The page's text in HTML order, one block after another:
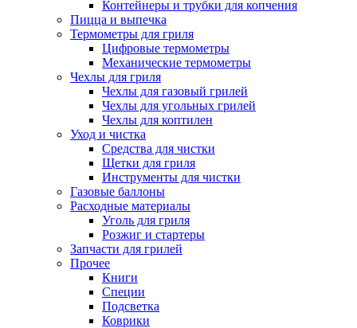
Контейнеры и трубки для копчения
Пицца и выпечка
Термометры для гриля
Цифровые термометры
Механические термометры
Чехлы для гриля
Чехлы для газовый грилей
Чехлы для угольных грилей
Чехлы для коптилен
Уход и чистка
Средства для чистки
Щетки для гриля
Инструменты для чистки
Газовые баллоны
Расходные материалы
Уголь для гриля
Розжиг и стартеры
Запчасти для грилей
Прочее
Книги
Специи
Подсветка
Коврики